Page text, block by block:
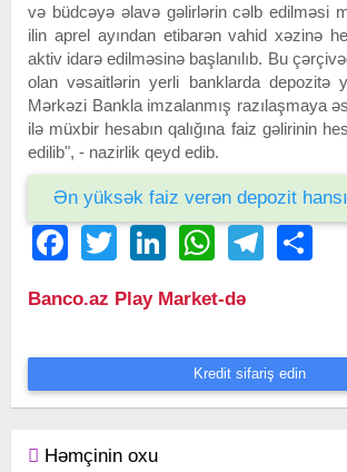
və büdcəyə əlavə gəlirlərin cəlb edilməsi
ilin aprel ayından etibarən vahid xəzinə
aktiv idarə edilməsinə başlanılıb. Bu
olan vəsaitlərin yerli banklarda depozitə
Mərkəzi Bankla imzalanmış razılaşmaya
ilə müxbir hesabın qalığına faiz gəlirinin
edilib", - nazirlik qeyd edib.
Ən yüksək faiz verən depozit
FacebookTwitter LinkedIn WhatsAppTelegram
Banco.az Play Market-də
Kredit sifariş edin
Həmçinin oxu